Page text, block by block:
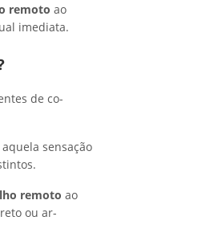
remoto ao
imediata.
de co-
sensação
remoto ao
ou ar-